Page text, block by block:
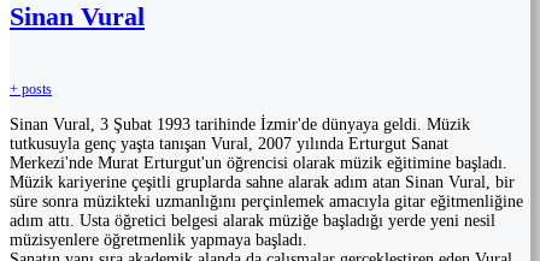
Sinan Vural
+ posts
Sinan Vural, 3 Şubat 1993 tarihinde İzmir'de dünyaya geldi. Müzik
tutkusuyla genç yaşta tanışan Vural, 2007 yılında Erturgut Sanat
Merkezi'nde Murat Erturgut'un öğrencisi olarak müzik eğitimine başladı.
Müzik kariyerine çeşitli gruplarda sahne alarak adım atan Sinan Vural, bir
süre sonra müzikteki uzmanlığını perçinlemek amacıyla gitar eğitmenliğine
adım attı. Usta öğretici belgesi alarak müziğe başladığı yerde yeni nesil
müzisyenlere öğretmenlik yapmaya başladı.